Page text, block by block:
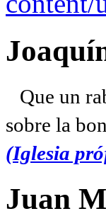
Que un
sobre la
(Iglesia
Juan